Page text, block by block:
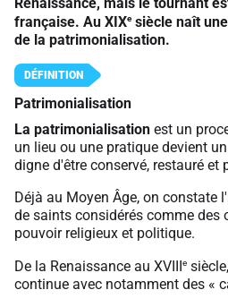
française. Au XIXesiècle naît
de la patrimonialisation.
Patrimonialisation
La patrimonialisation est un
un lieu ou une pratique devient
digne d'être conservé, restauré et
Déjà au Moyen Âge, on constate
de saints considérés comme des
pouvoir religieux et politique.
De la Renaissance au XVIII
e
continue avec notamment des «